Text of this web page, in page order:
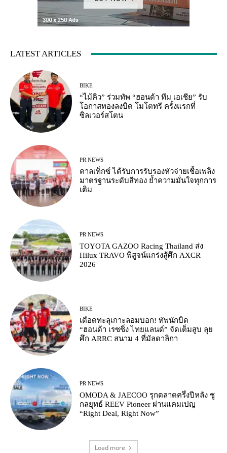
LATEST ARTICLES
BIKE
“ไม้คิว” ร่วมทัพ “ฮอนด้า ทีม เอเชีย” รับ
โอกาสทองลงบิด โมโตทรี ครั้งแรกที่
ซิลเวอร์สโตน
PR NEWS
คาลเท็กซ์ ได้รับการรับรองหัวจ่ายเชื้อเพลิง
มาตรฐานระดับสีทอง ย้ำความมั่นใจทุกการ
เติม
PR NEWS
TOYOTA GAZOO Racing Thailand ส่ง
Hilux TRAVO พิสูจน์แกร่งสู้ศึก AXCR
2026
BIKE
เดือดทะลุเกาะลอมบอก! ทัพนักบิด
“ฮอนด้า เรซซิ่ง ไทยแลนด์” จัดเต็มสูบ ลุย
ศึก ARRC สนาม 4 ที่มัลดาลิกา
PR NEWS
OMODA & JAECOO รุกตลาดครึ่งปีหลัง ชู
กลยุทธ์ REEV Pioneer ผ่านแคมเปญ
“Right Deal, Right Now”
Load more